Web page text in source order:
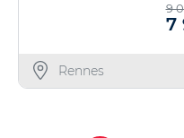
9
7
Rennes